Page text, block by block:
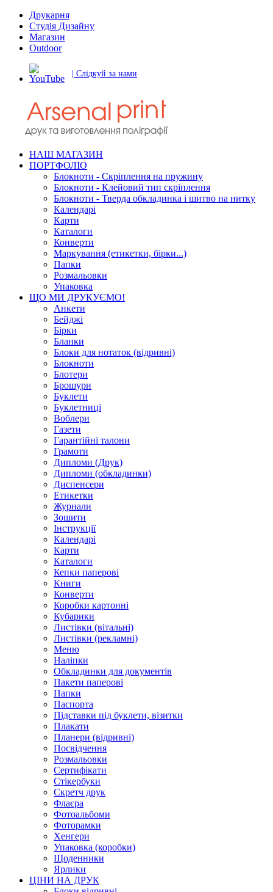
Друкарня
Студія Дизайну
Магазин
Outdoor
| Слідкуй за нами
НАШ МАГАЗИН
ПОРТФОЛІО
Блокноти - Скріплення на пружину
Блокноти - Клейовий тип скріплення
Блокноти - Тверда обкладинка і шитво на нитку
Календарі
Карти
Каталоги
Конверти
Маркування (етикетки, бірки...)
Папки
Розмальовки
Упаковка
ЩО МИ ДРУКУЄМО!
Анкети
Бейджі
Бірки
Бланки
Блоки для нотаток (відривні)
Блокноти
Блотери
Брошури
Буклети
Буклетниці
Воблери
Газети
Гарантійні талони
Грамоти
Дипломи (Друк)
Дипломи (обкладинки)
Диспенсери
Етикетки
Журнали
Зошити
Інструкції
Календарі
Карти
Каталоги
Кепки паперові
Книги
Конверти
Коробки картонні
Кубарики
Листівки (вітальні)
Листівки (рекламні)
Меню
Наліпки
Обкладинки для документів
Пакети паперові
Папки
Паспорта
Підставки під буклети, візитки
Плакати
Планери (відривні)
Посвідчення
Розмальовки
Сертифікати
Стікербуки
Скретч друк
Флаєра
Фотоальбоми
Фоторамки
Хенгери
Упаковка (коробки)
Щоденники
Ярлики
ЦІНИ НА ДРУК